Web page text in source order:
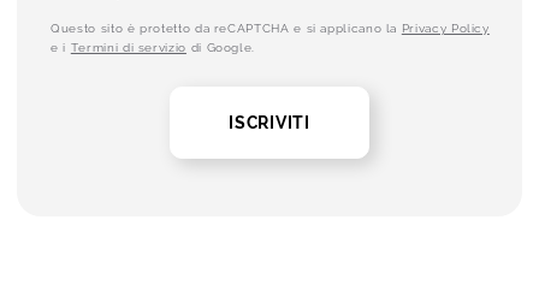
Questo sito è protetto da reCAPTCHA e si applicano la Privacy Policy
e i Termini di servizio di Google.
ISCRIVITI